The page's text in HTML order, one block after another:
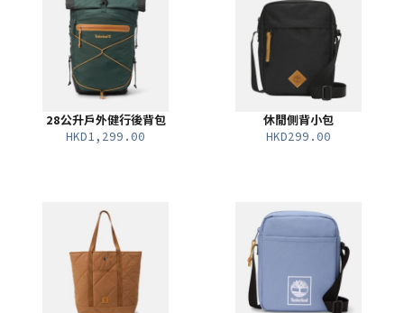
28公升戶外健行後背包
HKD1,299.00
休閒側背小包
HKD299.00